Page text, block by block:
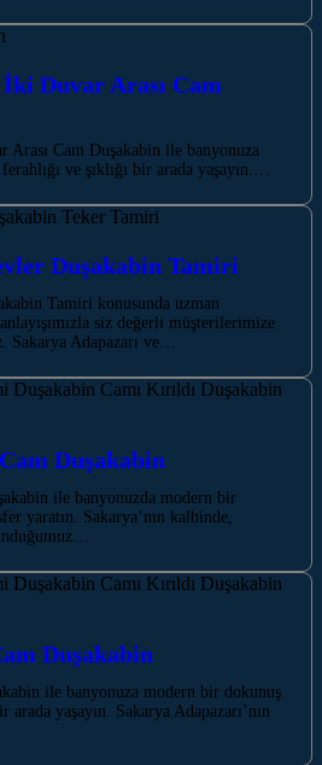
Duvar Arası Cam
Cam Duşakabin ile banyonuza
ve şıklığı bir arada yaşayın.…
Duşakabin Tamiri
Tamiri konusunda uzman
siz değerli müşterilerimize
Sakarya Adapazarı ve…
Duşakabin
ile banyonuzda modern bir
yaratın. Sakarya’nın kalbinde,
Duşakabin
ile banyonuza modern bir dokunuş
arada yaşayın. Sakarya Adapazarı’nın